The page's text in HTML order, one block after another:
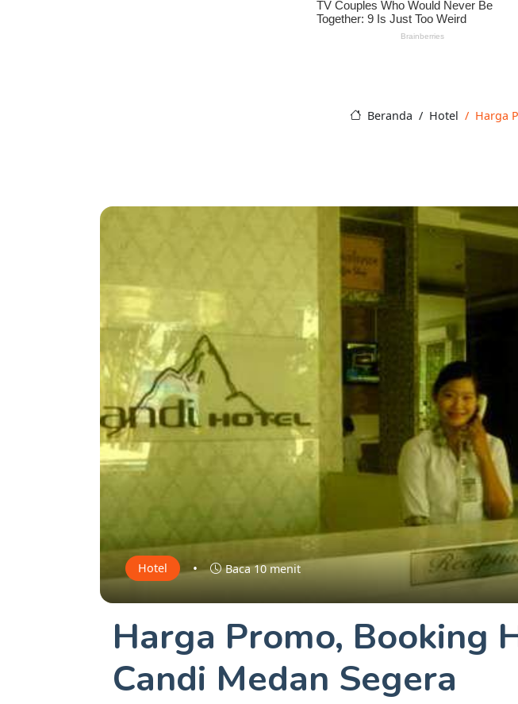
Beranda Hotel Harga
Hotel • Baca 10 menit
Harga Promo, Booking
Candi Medan Segera